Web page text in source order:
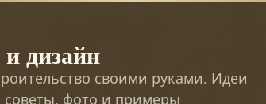
дизайн
своими руками. Идеи
советы, фото и примеры